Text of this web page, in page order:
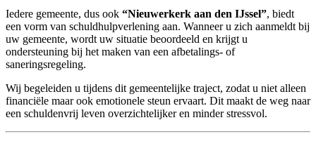
Iedere gemeente, dus ook “Nieuwerkerk aan den IJssel”, biedt
een vorm van schuldhulpverlening aan. Wanneer u zich aanmeldt bij
uw gemeente, wordt uw situatie beoordeeld en krijgt u
ondersteuning bij het maken van een afbetalings- of
saneringsregeling.
Wij begeleiden u tijdens dit gemeentelijke traject, zodat u niet alleen
financiële maar ook emotionele steun ervaart. Dit maakt de weg naar
een schuldenvrij leven overzichtelijker en minder stressvol.